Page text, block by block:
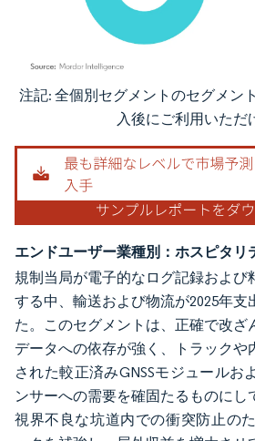
画像 © Mordor Intelligence。再利用にはCC BY
注記: 全個別セグメントのセグメン
入後にご利用いただ
エンドユーザー業種別：ホスピタリ
規制当局が電子的なログ記録および
する中、輸送および物流が2025年支
た。このセグメントは、正確で改ざ
データへの依存が強く、トラックや
された較正済みGNSSモジュールお
ンサーへの需要を確固たるものにし
視界不良な坑道内での衝突防止の